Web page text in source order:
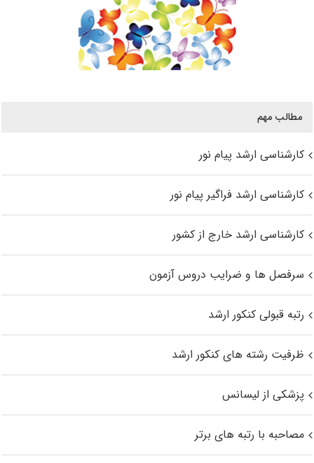
مطالب مهم
کارشناسی ارشد پیام نور
کارشناسی ارشد فراگیر پیام نور
کارشناسی ارشد خارج از کشور
سرفصل ها و ضرایب دروس آزمون
رتبه قبولی کنکور ارشد
ظرفیت رشته های کنکور ارشد
پزشکی از لیسانس
مصاحبه با رتبه های برتر